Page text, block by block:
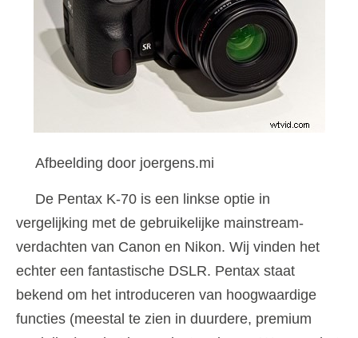
Afbeelding door joergens.mi
De Pentax K-70 is een linkse optie in
vergelijking met de gebruikelijke mainstream-
verdachten van Canon en Nikon. Wij vinden het
echter een fantastische DSLR. Pentax staat
bekend om het introduceren van hoogwaardige
functies (meestal te zien in duurdere, premium